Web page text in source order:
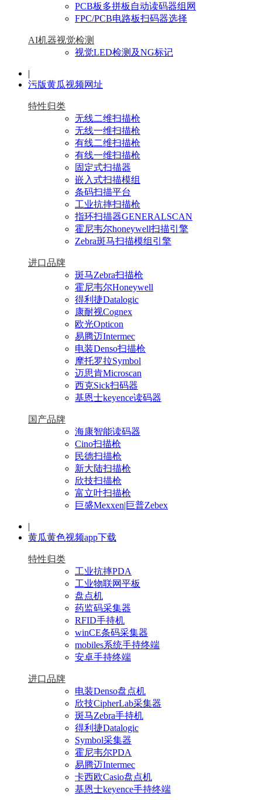
PCB板多拼板自动读码器组网
FPC/PCB电路板扫码器选择
AI机器视觉检测
视觉LED检测及NG标记
|
污版黄瓜视频网址
特性归类
无线二维扫描枪
无线一维扫描枪
有线二维扫描枪
有线一维扫描枪
固定式扫描器
嵌入式扫描模组
条码扫描平台
工业抗摔扫描枪
指环扫描器GENERALSCAN
霍尼韦尔honeywell扫描引擎
Zebra斑马扫描模组引擎
进口品牌
斑马Zebra扫描枪
霍尼韦尔Honeywell
得利捷Datalogic
康耐视Cognex
欧光Opticon
易腾迈Intermec
电装Denso扫描枪
摩托罗拉Symbol
迈思肯Microscan
西克Sick扫码器
基恩士keyence读码器
国产品牌
海康智能读码器
Cino扫描枪
民德扫描枪
新大陆扫描枪
欣技扫描枪
富立叶扫描枪
巨盛Mexxen|巨普Zebex
|
黄瓜黄色视频app下载
特性归类
工业抗摔PDA
工业物联网平板
盘点机
药监码采集器
RFID手持机
winCE条码采集器
mobiles系统手持终端
安卓手持终端
进口品牌
电装Denso盘点机
欣技CipherLab采集器
斑马Zebra手持机
得利捷Datalogic
Symbol采集器
霍尼韦尔PDA
易腾迈Intermec
卡西欧Casio盘点机
基恩士keyence手持终端